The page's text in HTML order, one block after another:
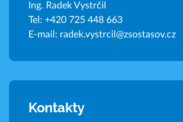
Ing. Radek Vystrčil
Tel: +420 725 448 663
E-mail: radek.vystrcil@zsostasov.cz
Kontakty